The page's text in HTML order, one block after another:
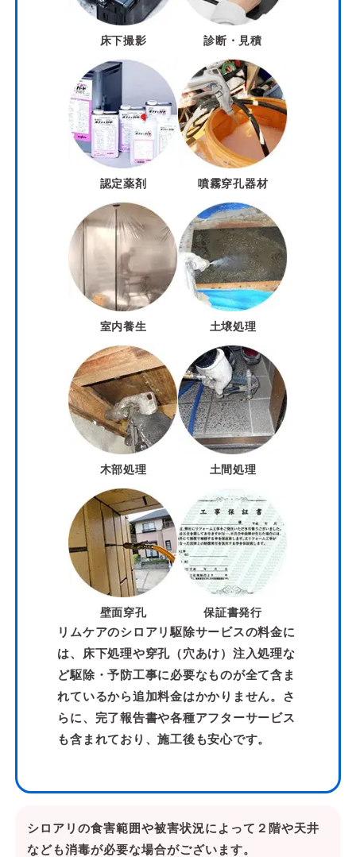
床下撮影 診断・見積
認定薬剤 噴霧穿孔器材
室内養生 土壌処理
木部処理 土間処理
壁面穿孔 保証書発行
リムケアのシロアリ駆除サービスの料金に
は、床下処理や穿孔（穴あけ）注入処理な
ど駆除・予防工事に必要なものが全て含ま
れているから追加料金はかかりません。さ
らに、完了報告書や各種アフターサービス
も含まれており、施工後も安心です。
シロアリの食害範囲や被害状況によって２階や天井
なども消毒が必要な場合がございます。